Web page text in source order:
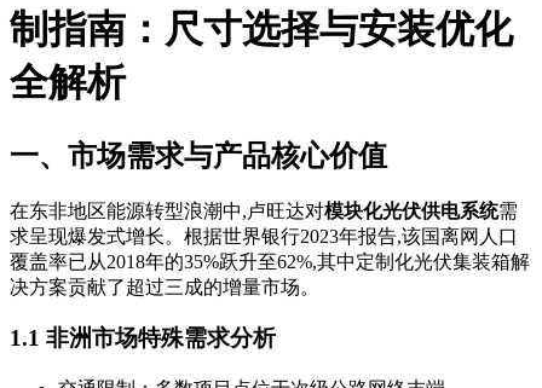
制指南：尺寸选择与安装优化
全解析
一、市场需求与产品核心价值
在东非地区能源转型浪潮中,卢旺达对模块化光伏供电系统需
求呈现爆发式增长。根据世界银行2023年报告,该国离网人口
覆盖率已从2018年的35%跃升至62%,其中定制化光伏集装箱解
决方案贡献了超过三成的增量市场。
1.1 非洲市场特殊需求分析